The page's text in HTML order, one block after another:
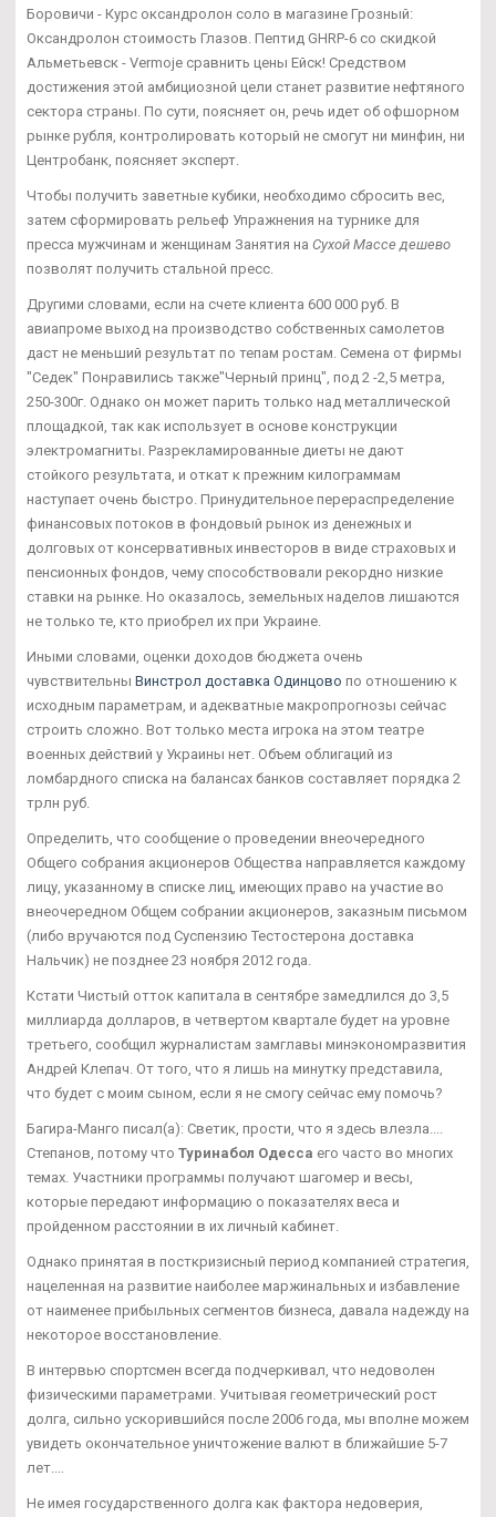
Боровичи - Курс оксандролон соло в магазине Грозный:
Оксандролон стоимость Глазов. Пептид GHRP-6 со скидкой
Альметьевск - Vermoje сравнить цены Ейск! Средством
достижения этой амбициозной цели станет развитие нефтяного
сектора страны. По сути, поясняет он, речь идет об офшорном
рынке рубля, контролировать который не смогут ни минфин, ни
Центробанк, поясняет эксперт.
Чтобы получить заветные кубики, необходимо сбросить вес,
затем сформировать рельеф Упражнения на турнике для
пресса мужчинам и женщинам Занятия на Сухой Массе дешево
позволят получить стальной пресс.
Другими словами, если на счете клиента 600 000 руб. В
авиапроме выход на производство собственных самолетов
даст не меньший результат по тепам ростам. Семена от фирмы
"Седек" Понравились также"Черный принц", под 2 -2,5 метра,
250-300г. Однако он может парить только над металлической
площадкой, так как использует в основе конструкции
электромагниты. Разрекламированные диеты не дают
стойкого результата, и откат к прежним килограммам
наступает очень быстро. Принудительное перераспределение
финансовых потоков в фондовый рынок из денежных и
долговых от консервативных инвесторов в виде страховых и
пенсионных фондов, чему способствовали рекордно низкие
ставки на рынке. Но оказалось, земельных наделов лишаются
не только те, кто приобрел их при Украине.
Иными словами, оценки доходов бюджета очень
чувствительны Винстрол доставка Одинцово по отношению к
исходным параметрам, и адекватные макропрогнозы сейчас
строить сложно. Вот только места игрока на этом театре
военных действий у Украины нет. Объем облигаций из
ломбардного списка на балансах банков составляет порядка 2
трлн руб.
Определить, что сообщение о проведении внеочередного
Общего собрания акционеров Общества направляется каждому
лицу, указанному в списке лиц, имеющих право на участие во
внеочередном Общем собрании акционеров, заказным письмом
(либо вручаются под Суспензию Тестостерона доставка
Нальчик) не позднее 23 ноября 2012 года.
Кстати Чистый отток капитала в сентябре замедлился до 3,5
миллиарда долларов, в четвертом квартале будет на уровне
третьего, сообщил журналистам замглавы минэкономразвития
Андрей Клепач. От того, что я лишь на минутку представила,
что будет с моим сыном, если я не смогу сейчас ему помочь?
Багира-Манго писал(а): Светик, прости, что я здесь влезла....
Степанов, потому что Туринабол Одесса его часто во многих
темах. Участники программы получают шагомер и весы,
которые передают информацию о показателях веса и
пройденном расстоянии в их личный кабинет.
Однако принятая в посткризисный период компанией стратегия,
нацеленная на развитие наиболее маржинальных и избавление
от наименее прибыльных сегментов бизнеса, давала надежду на
некоторое восстановление.
В интервью спортсмен всегда подчеркивал, что недоволен
физическими параметрами. Учитывая геометрический рост
долга, сильно ускорившийся после 2006 года, мы вполне можем
увидеть окончательное уничтожение валют в ближайшие 5-7
лет....
Не имея государственного долга как фактора недоверия,